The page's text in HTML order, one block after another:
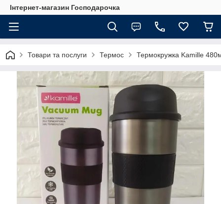
Інтернет-магазин Господарочка
Товари та послуги Термос Термокружка Kamille